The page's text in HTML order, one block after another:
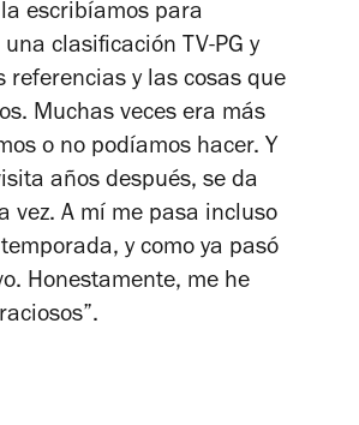
escribíamos para
clasificación TV-PG y
y las cosas que
Muchas veces era más
o no podíamos hacer. Y
años después, se da
vez. A mí me pasa incluso
y como ya pasó
Honestamente, me he